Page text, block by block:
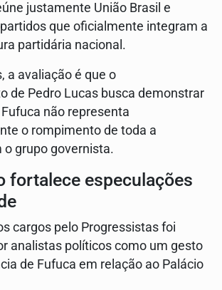
justamente União Brasil e
que oficialmente integram a
partidária nacional.
a avaliação é que o
de Pedro Lucas busca demonstrar
não representa
o rompimento de toda a
o grupo governista.
fortalece especulações
cargos pelo Progressistas foi
analistas políticos como um gesto
de Fufuca em relação ao Palácio